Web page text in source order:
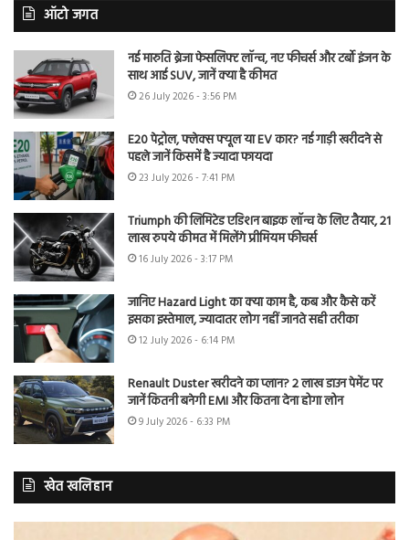
ऑटो जगत
नई मारुति ब्रेजा फेसलिफ्ट लॉन्च, नए फीचर्स और टर्बो इंजन के
साथ आई SUV, जानें क्या है कीमत
26 July 2026 - 3:56 PM
E20 पेट्रोल, फ्लेक्स फ्यूल या EV कार? नई गाड़ी खरीदने से
पहले जानें किसमें है ज्यादा फायदा
23 July 2026 - 7:41 PM
Triumph की लिमिटेड एडिशन बाइक लॉन्च के लिए तैयार, 21
लाख रुपये कीमत में मिलेंगे प्रीमियम फीचर्स
16 July 2026 - 3:17 PM
जानिए Hazard Light का क्या काम है, कब और कैसे करें
इसका इस्तेमाल, ज्यादातर लोग नहीं जानते सही तरीका
12 July 2026 - 6:14 PM
Renault Duster खरीदने का प्लान? 2 लाख डाउन पेमेंट पर
जानें कितनी बनेगी EMI और कितना देना होगा लोन
9 July 2026 - 6:33 PM
खेत खलिहान